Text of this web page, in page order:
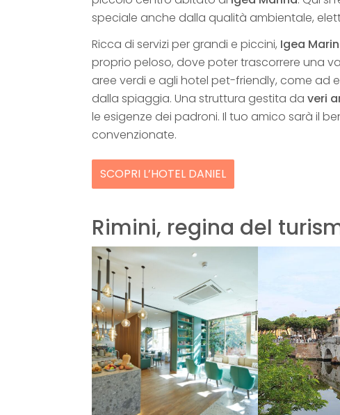
speciale anche dalla qualità ambientale,
Ricca di servizi per grandi e piccini, Igea
proprio peloso, dove poter trascorrere una
aree verdi e agli hotel pet-friendly, come ad
dalla spiaggia. Una struttura gestita da veri
le esigenze dei padroni. Il tuo amico sarà il
convenzionate.
SCOPRI L’HOTEL DANIEL
Rimini, regina del